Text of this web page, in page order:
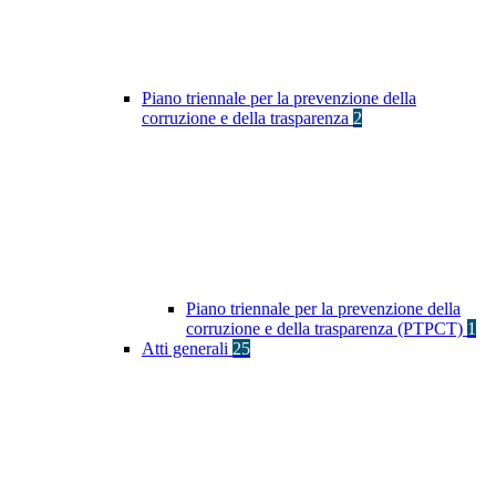
Piano triennale per la prevenzione della
corruzione e della trasparenza 2
Piano triennale per la prevenzione della
corruzione e della trasparenza (PTPCT) 1
Atti generali 25